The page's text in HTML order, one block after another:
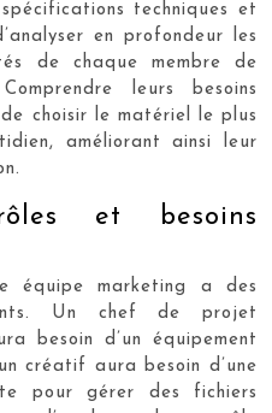
techniques et
en profondeur les
de chaque membre de
leurs besoins
choisir le matériel le plus
améliorant ainsi leur
et besoins
équipe marketing a des
Un chef de projet
besoin d’un équipement
créatif aura besoin d’une
pour gérer des fichiers